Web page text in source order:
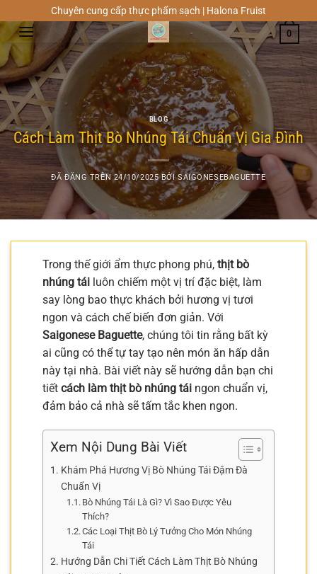
đến
nội
dung
Chuyên cung cấp thực phẩm sạch | Halona Fruist
0
BLOG
Cách Làm Thịt Bò Nhúng Tái Chuẩn Vị Gia Đình
ĐÃ ĐĂNG TRÊN 24/10/2025 BỞISAIGONESEBAGUETTE
Trong thế giới ẩm thực phong phú, thịt bò
nhúng tái luôn chiếm một vị trí đặc biệt, làm
say lòng bao thực khách bởi hương vị tươi
ngon và cách chế biến đơn giản. Với
Saigonese Baguette, chúng tôi tin rằng bất kỳ
ai cũng có thể tự tay tạo nên món ăn hấp dẫn
này tại nhà. Bài viết này sẽ hướng dẫn bạn chi
tiết cách làm thịt bò nhúng tái ngon chuẩn vị,
đảm bảo cả nhà sẽ tấm tắc khen ngon.
Xem Nội Dung Bài Viết
Khám Phá Hương Vị Bò Nhúng Tái Đậm Đà
Chuẩn Vị
Bò Nhúng Tái Là Gì? Vì Sao Được Yêu
Thích?
Các Loại Thịt Bò Lý Tưởng Cho Món Nhúng
Tái
Hướng Dẫn Chi Tiết Cách Làm Thịt Bò Nhúng